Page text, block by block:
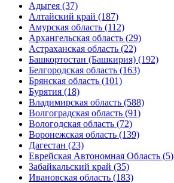
Адыгея (37)
Алтайский край (187)
Амурская область (112)
Архангельская область (29)
Астраханская область (22)
Башкортостан (Башкирия) (192)
Белгородская область (163)
Брянская область (101)
Бурятия (18)
Владимирская область (588)
Волгоградская область (91)
Вологодская область (72)
Воронежская область (139)
Дагестан (23)
Еврейская Автономная Область (5)
Забайкальский край (35)
Ивановская область (183)